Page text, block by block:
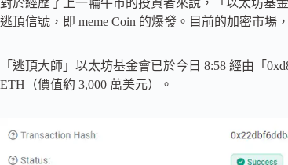
逃頂信號，即 meme Coin 的爆發。目前的加密市場
「逃頂大師」以太坊基金會已於今日 8:58 經由「
ETH（價值約 3,000 萬美元）。